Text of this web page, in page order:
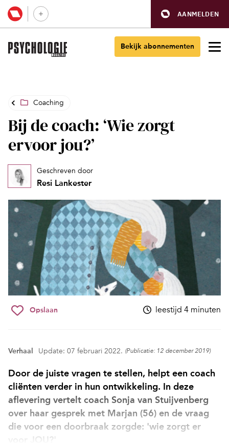
AANMELDEN
Bekijk abonnementen
Coaching
Bij de coach: ‘Wie zorgt
ervoor jou?’
Geschreven door
Resi Lankester
Opslaan leestijd 4 minuten
Verhaal Update: 07 februari 2022. (Publicatie: 12 december 2019)
Door de juiste vragen te stellen, helpt een coach
cliënten verder in hun ontwikkeling. In deze
aflevering vertelt coach Sonja van Stuijvenberg
over haar gesprek met Marjan (56) en de vraag
die voor een doorbraak zorgde: 'wie zorgt er
voor JOU?'